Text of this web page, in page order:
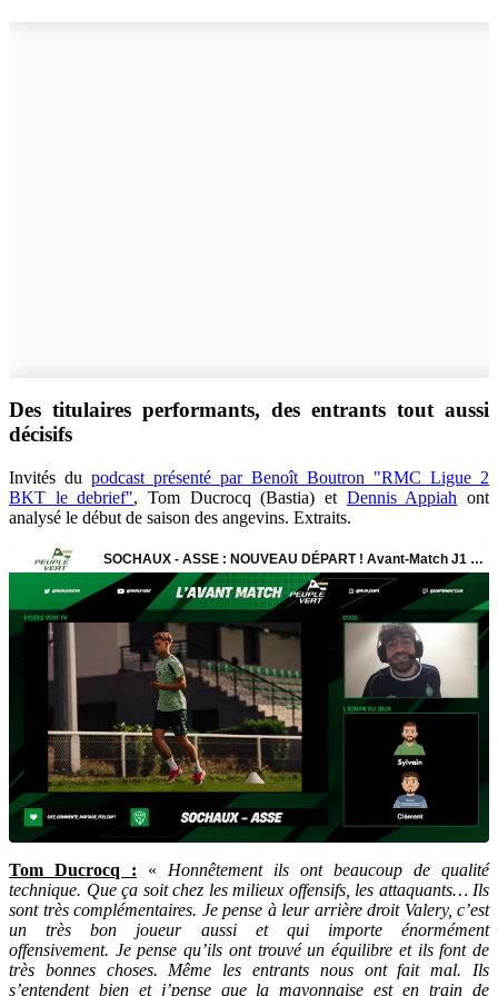
Des titulaires performants, des entrants tout aussi
décisifs
Invités du podcast présenté par Benoît Boutron "RMC Ligue 2
BKT le debrief", Tom Ducrocq (Bastia) et Dennis Appiah ont
analysé le début de saison des angevins. Extraits.
Tom Ducrocq : « Honnêtement ils ont beaucoup de qualité
technique. Que ça soit chez les milieux offensifs, les attaquants… Ils
sont très complémentaires. Je pense à leur arrière droit Valery, c’est
un très bon joueur aussi et qui importe énormément
offensivement. Je pense qu’ils ont trouvé un équilibre et ils font de
très bonnes choses. Même les entrants nous ont fait mal. Ils
s’entendent bien et j’pense que la mayonnaise est en train de